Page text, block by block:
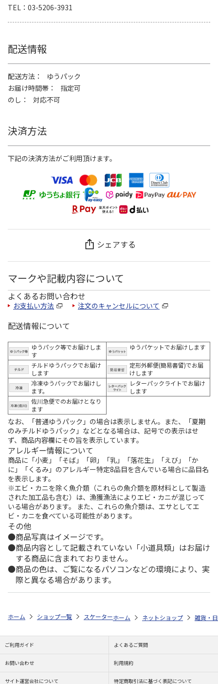
TEL
03-5206-3931
配送情報
配送方法
ゆうパック
お届け時間帯
指定可
のし
対応不可
決済方法
下記の決済方法がご利用頂けます。
シェアする
マークや記載内容について
よくあるお問い合わせ
お支払い方法 注文のキャンセルについて
配送情報について
ゆうパック等でお届けしま
す
ゆうパケットでお届けします
チルドゆうパックでお届け
します
定形外郵便(簡易書留)でお届
けします
冷凍ゆうパックでお届けし
ます。
レターパックライトでお届け
します
佐川急便でのお届けとなり
ます
なお、「普通ゆうパック」の場合は表示しません。また、「夏期
のみチルドゆうパック」などとなる場合は、記号での表示はせ
ず、商品内容欄にその旨を表示しています。
アレルギー情報について
商品に「小麦」「そば」「卵」「乳」「落花生」「えび」「か
に」「くるみ」のアレルギー特定8品目を含んでいる場合に品目名
を表示します。
※エビ・カニを除く魚介類（これらの魚介類を原材料として製造
された加工品も含む）は、漁獲漁法によりエビ・カニが混じって
いる場合があります。 また、これらの魚介類は、エサとしてエ
ビ・カニを食べている可能性があります。
その他
商品写真はイメージです。
商品内容として記載されていない「小道具類」はお届け
する商品に含まれておりません。
商品の色は、ご覧になるパソコンなどの環境により、実
際と異なる場合があります。
ホーム ショップ一覧 スケーター マグ大 NARUMI ボーンチャイナ
ホーム ネットショップ 雑貨・
ご利用ガイド よくあるご質問
お問い合わせ 利用規約
サイト運営会社について 特定商取引法に基づく表記について